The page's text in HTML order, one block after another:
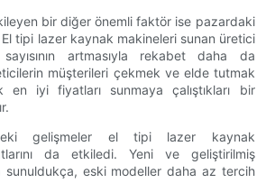
bir diğer önemli faktör ise pazardaki
tipi lazer kaynak makineleri sunan üretici
artmasıyla rekabet daha da
müşterileri çekmek ve elde tutmak
en iyi fiyatları sunmaya çalıştıkları bir
gelişmeler el tipi lazer kaynak
da etkiledi. Yeni ve geliştirilmiş
sunuldukça, eski modeller daha az tercih